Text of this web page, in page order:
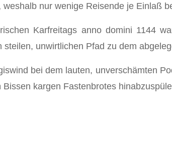
nur wenige Reisende je Einlaß
Karfreitags anno domini 1144
unwirtlichen Pfad zu dem
bei dem lauten, unverschämten
kargen Fastenbrotes